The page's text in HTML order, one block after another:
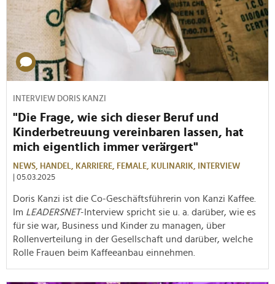
INTERVIEW DORIS KANZI
"Die Frage, wie sich dieser Beruf und
Kinderbetreuung vereinbaren lassen, hat
mich eigentlich immer verärgert"
NEWS, HANDEL, KARRIERE, FEMALE, KULINARIK,
INTERVIEW
| 05.03.2025
Doris Kanzi ist die Co-Geschäftsführerin von Kanzi Kaffee.
Im LEADERSNET-Interview spricht sie u. a. darüber, wie es
für sie war, Business und Kinder zu managen, über
Rollenverteilung in der Gesellschaft und darüber, welche
Rolle Frauen beim Kaffeeanbau einnehmen.